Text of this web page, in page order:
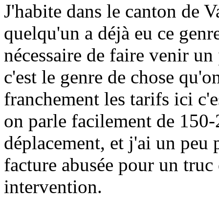
J'habite dans le canton de
quelqu'un a déjà eu ce
nécessaire de faire venir un
c'est le genre de chose
franchement les tarifs ici
on parle facilement de
déplacement, et j'ai un peu
facture abusée pour un
intervention.